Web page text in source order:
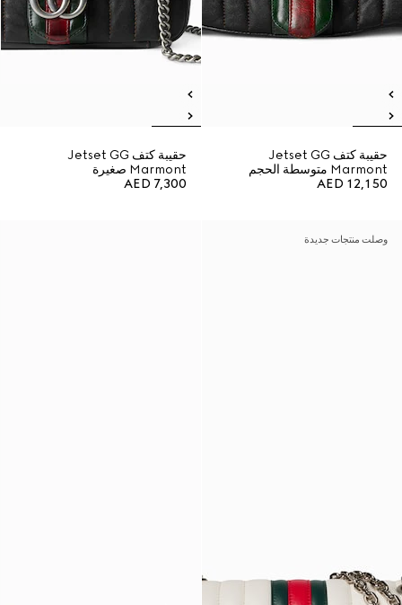
حقيبة كتف Jetset GG
Marmont متوسطة الحجم
AED 12,150
حقيبة كتف Jetset GG
Marmont صغيرة
AED 7,300
وصلت منتجات جديدة